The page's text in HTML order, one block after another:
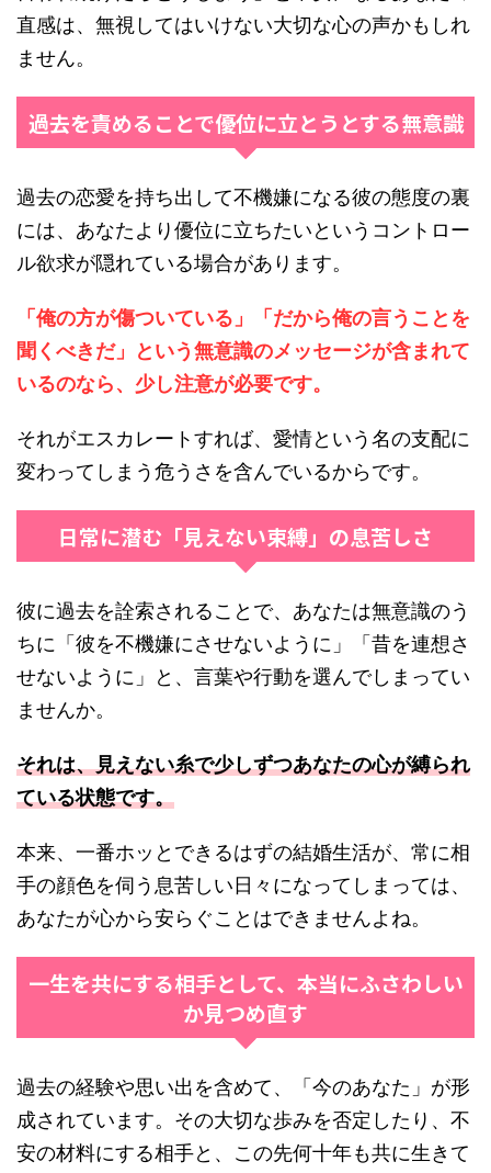
直感は、無視してはいけない大切な心の声かもしれ
ません。
過去を責めることで優位に立とうとする無意識
過去の恋愛を持ち出して不機嫌になる彼の態度の裏
には、あなたより優位に立ちたいというコントロー
ル欲求が隠れている場合があります。
「俺の方が傷ついている」「だから俺の言うことを
聞くべきだ」という無意識のメッセージが含まれて
いるのなら、少し注意が必要です。
それがエスカレートすれば、愛情という名の支配に
変わってしまう危うさを含んでいるからです。
日常に潜む「見えない束縛」の息苦しさ
彼に過去を詮索されることで、あなたは無意識のう
ちに「彼を不機嫌にさせないように」「昔を連想さ
せないように」と、言葉や行動を選んでしまってい
ませんか。
それは、見えない糸で少しずつあなたの心が縛られ
ている状態です。
本来、一番ホッとできるはずの結婚生活が、常に相
手の顔色を伺う息苦しい日々になってしまっては、
あなたが心から安らぐことはできませんよね。
一生を共にする相手として、本当にふさわしい
か見つめ直す
過去の経験や思い出を含めて、「今のあなた」が形
成されています。その大切な歩みを否定したり、不
安の材料にする相手と、この先何十年も共に生きて